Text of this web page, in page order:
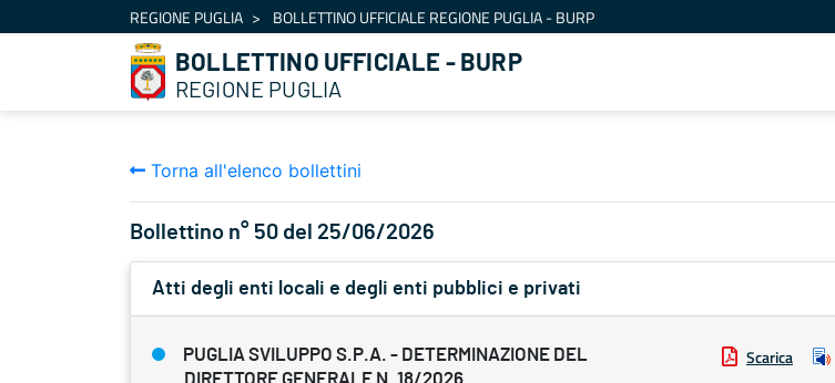
Salta al contenutoREGIONE PUGLIA BOLLETTINO UFFICIALE REGIONE PUGLIA - BURP
BOLLETTINO UFFICIALE - BURP
REGIONE PUGLIA
Torna all'elenco bollettini
Bollettino n° 50 del 25/06/2026
Atti degli enti locali e degli enti pubblici e privati
PUGLIA SVILUPPO S.P.A. - DETERMINAZIONE DEL
DIRETTORE GENERALE N. 18/2026
Scarica